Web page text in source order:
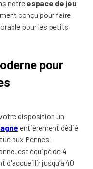
notre espace de jeu
conçu pour faire
pour les petits
pour
disposition un
entièrement dédié
aux Pennes-
est équipé de 4
d'accueillir jusqu’à 40